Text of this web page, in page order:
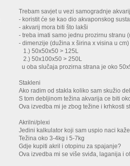
Trebam savjet u vezi samogradnje
- koristit će se kao dio akvaponskog
- akvarij mora biti što lakši
- treba imati samo jednu prozirnu stranu
- dimenzije (dužina x širina x visina u cm)
1.) 50x50x50 > 125L
2.) 50x100x50 > 250L
u oba slučaja prozirna strana je oko
Stakleni
Ako radim od stakla koliko sam skužio
S tom debljinom težina akvarija ce biti
Ova izvedba mi je zbog težine i krhkosti
Akrilni/plexi
Jedini kalkulator koji sam uspio naci
Težina oko 3-4kg i 5-7kg
Gdje kupiti akril i otopinu za spajanje?
Ova izvedba mi se više sviđa, laganija i